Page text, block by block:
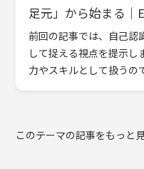
足元」から始まる｜
前回の記事では、自己認
して捉える視点を提示
力やスキルとして扱うの
このテーマの記事をもっと